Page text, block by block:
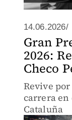
14.06.2026/
Gran
2026:
Checo
Revive
carrera
Cataluña